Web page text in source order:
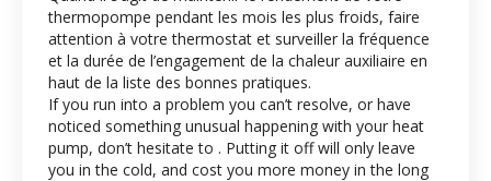
thermopompe pendant les mois les plus froids, faire
attention à votre thermostat et surveiller la fréquence
et la durée de l’engagement de la chaleur auxiliaire en
haut de la liste des bonnes pratiques.
If you run into a problem you can’t resolve, or have
noticed something unusual happening with your heat
pump, don’t hesitate to . Putting it off will only leave
you in the cold, and cost you more money in the long